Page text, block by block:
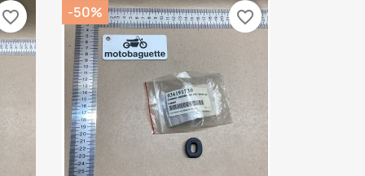
favorite_border -50% favorite_border